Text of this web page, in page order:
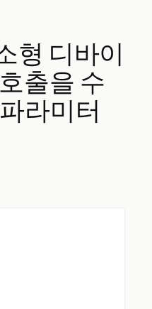
형 디바이
출을 수
라미터